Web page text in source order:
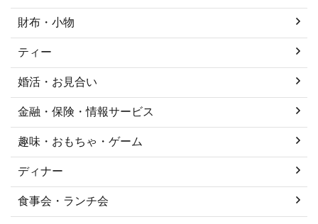
財布・小物
ティー
婚活・お見合い
金融・保険・情報サービス
趣味・おもちゃ・ゲーム
ディナー
食事会・ランチ会